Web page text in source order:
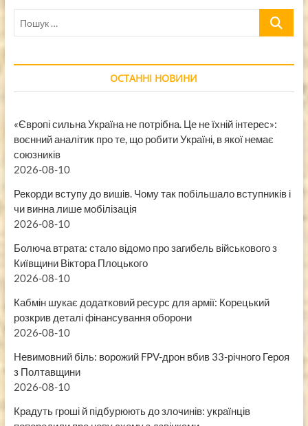
Пошук
ОСТАННІ НОВИНИ
«Європі сильна Україна не потрібна. Це не їхній інтерес»:
воєнний аналітик про те, що робити Україні, в якої немає
союзників
2026-08-10
Рекорди вступу до вишів. Чому так побільшало вступників і
чи винна лише мобілізація
2026-08-10
Болюча втрата: стало відомо про загибель військового з
Київщини Віктора Плоцького
2026-08-10
Кабмін шукає додатковий ресурс для армії: Корецький
розкрив деталі фінансування оборони
2026-08-10
Невимовний біль: ворожий FPV-дрон вбив 33-річного Героя
з Полтавщини
2026-08-10
Крадуть гроші й підбурюють до злочинів: українців